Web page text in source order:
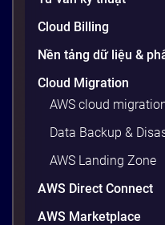
20 phút
Cloud Billing
Nền tảng dữ liệu &
Cloud Migration
AWS cloud
Data Backup &
AWS Landing Zone
AWS Direct Connect
AWS Marketplace